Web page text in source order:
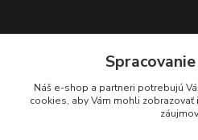
Kontakty
Náš e-shop a partneri potrebujú
cookies, aby Vám mohli zobrazovať